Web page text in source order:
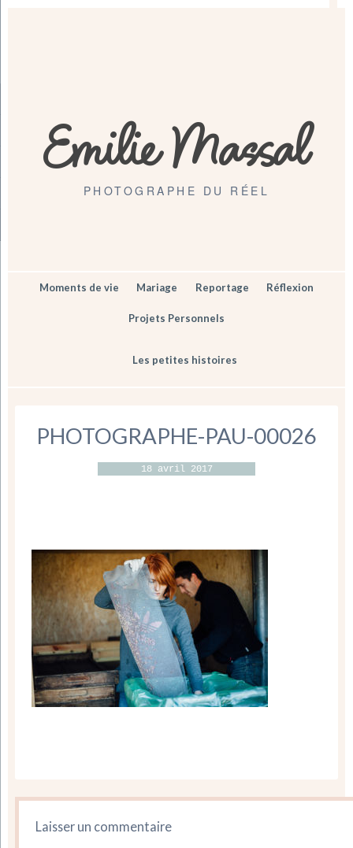
Emilie Massal
PHOTOGRAPHE DU RÉEL
Moments de vie Mariage Reportage Réflexion
Projets Personnels
Les petites histoires
PHOTOGRAPHE-PAU-00026
18 avril 2017
Laisser un commentaire